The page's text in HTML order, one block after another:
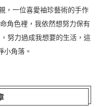
，一位喜愛袖珍藝術的手作
角色裡，我依然想努力保有
努力過成我想要的生活，這
小角落。